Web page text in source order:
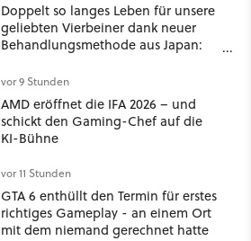
Doppelt so langes Leben für unsere
geliebten Vierbeiner dank neuer
Behandlungsmethode aus Japan:
Kommentare zeigt, dass es nicht so
einfach ist
vor 9 Stunden
AMD eröffnet die IFA 2026 – und
schickt den Gaming-Chef auf die
KI-Bühne
vor 11 Stunden
GTA 6 enthüllt den Termin für erstes
richtiges Gameplay - an einem Ort
mit dem niemand gerechnet hatte